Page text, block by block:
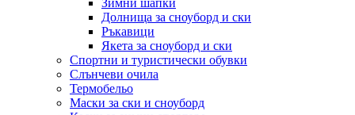
Зимни шапки
Долнища за сноуборд и ски
Ръкавици
Якета за сноуборд и ски
Спортни и туристически обувки
Слънчеви очила
Термобельо
Маски за ски и сноуборд